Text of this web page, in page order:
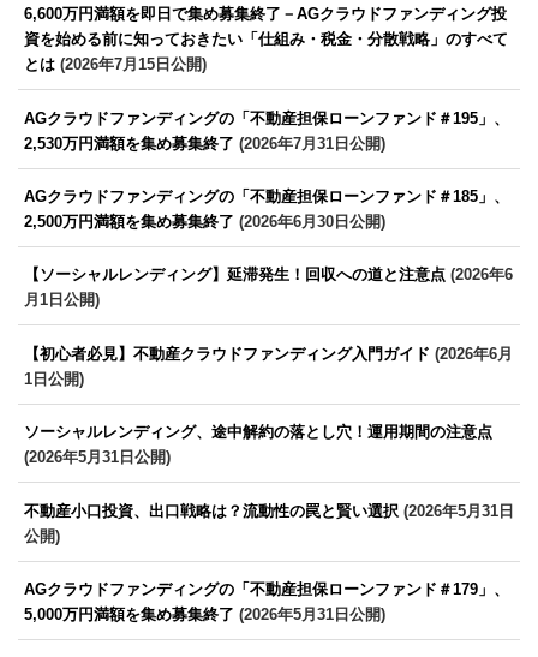
6,600万円満額を即日で集め募集終了－AGクラウドファンディング投
資を始める前に知っておきたい「仕組み・税金・分散戦略」のすべて
とは (2026年7月15日公開)
AGクラウドファンディングの「不動産担保ローンファンド＃195」、
2,530万円満額を集め募集終了 (2026年7月31日公開)
AGクラウドファンディングの「不動産担保ローンファンド＃185」、
2,500万円満額を集め募集終了 (2026年6月30日公開)
【ソーシャルレンディング】延滞発生！回収への道と注意点 (2026年6
月1日公開)
【初心者必見】不動産クラウドファンディング入門ガイド (2026年6月
1日公開)
ソーシャルレンディング、途中解約の落とし穴！運用期間の注意点
(2026年5月31日公開)
不動産小口投資、出口戦略は？流動性の罠と賢い選択 (2026年5月31日
公開)
AGクラウドファンディングの「不動産担保ローンファンド＃179」、
5,000万円満額を集め募集終了 (2026年5月31日公開)